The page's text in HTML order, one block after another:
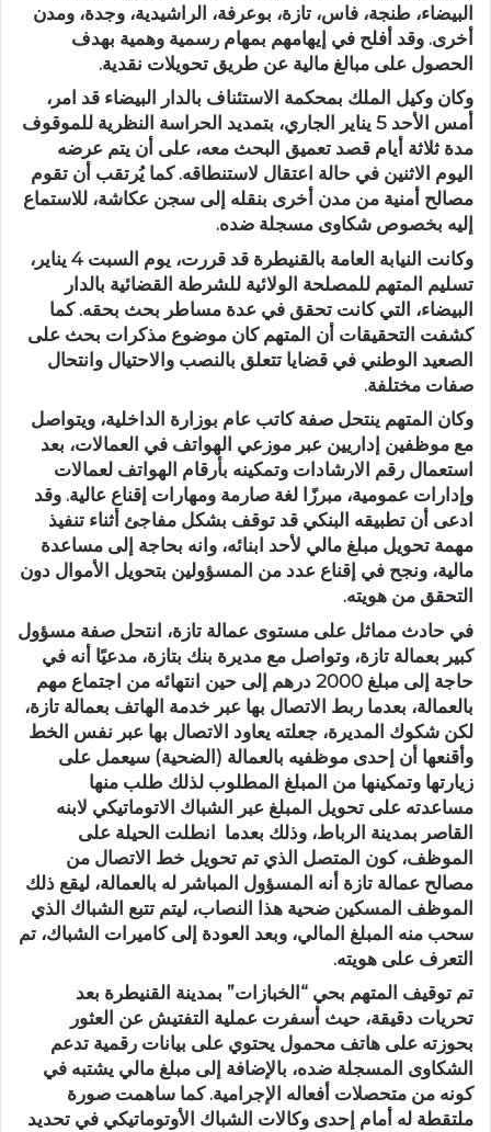
البيضاء، طنجة، فاس، تازة، بوعرفة، الراشيدية، وجدة، ومدن
أخرى. وقد أفلح في إيهامهم بمهام رسمية وهمية بهدف
الحصول على مبالغ مالية عن طريق تحويلات نقدية.
وكان وكيل الملك بمحكمة الاستئناف بالدار البيضاء قد امر،
أمس الأحد 5 يناير الجاري، بتمديد الحراسة النظرية للموقوف
مدة ثلاثة أيام قصد تعميق البحث معه، على أن يتم عرضه
اليوم الاثنين في حالة اعتقال لاستنطاقه. كما يُرتقب أن تقوم
مصالح أمنية من مدن أخرى بنقله إلى سجن عكاشة، للاستماع
إليه بخصوص شكاوى مسجلة ضده.
وكانت النيابة العامة بالقنيطرة قد قررت، يوم السبت 4 يناير،
تسليم المتهم للمصلحة الولائية للشرطة القضائية بالدار
البيضاء، التي كانت تحقق في عدة مساطر بحث بحقه. كما
كشفت التحقيقات أن المتهم كان موضوع مذكرات بحث على
الصعيد الوطني في قضايا تتعلق بالنصب والاحتيال وانتحال
صفات مختلفة.
وكان المتهم ينتحل صفة كاتب عام بوزارة الداخلية، ويتواصل
مع موظفين إداريين عبر موزعي الهواتف في العمالات، بعد
استعمال رقم الارشادات وتمكينه بأرقام الهواتف لعمالات
وإدارات عمومية، مبرزًا لغة صارمة ومهارات إقناع عالية. وقد
ادعى أن تطبيقه البنكي قد توقف بشكل مفاجئ أثناء تنفيذ
مهمة تحويل مبلغ مالي لأحد ابنائه، وانه بحاجة إلى مساعدة
مالية، ونجح في إقناع عدد من المسؤولين بتحويل الأموال دون
التحقق من هويته.
في حادث مماثل على مستوى عمالة تازة، انتحل صفة مسؤول
كبير بعمالة تازة، وتواصل مع مديرة بنك بتازة، مدعيًا أنه في
حاجة إلى مبلغ 2000 درهم إلى حين انتهائه من اجتماع مهم
بالعمالة، بعدما ربط الاتصال بها عبر خدمة الهاتف بعمالة تازة،
لكن شكوك المديرة، جعلته يعاود الاتصال بها عبر نفس الخط
وأقنعها أن إحدى موظفيه بالعمالة (الضحية) سيعمل على
زيارتها وتمكينها من المبلغ المطلوب لذلك طلب منها
مساعدته على تحويل المبلغ عبر الشباك الاتوماتيكي لابنه
القاصر بمدينة الرباط، وذلك بعدما انطلت الحيلة على
الموظف، كون المتصل الذي تم تحويل خط الاتصال من
مصالح عمالة تازة أنه المسؤول المباشر له بالعمالة، ليقع ذلك
الموظف المسكين ضحية هذا النصاب، ليتم تتبع الشباك الذي
سحب منه المبلغ المالي، وبعد العودة إلى كاميرات الشباك، تم
التعرف على هويته.
تم توقيف المتهم بحي “الخبازات” بمدينة القنيطرة بعد
تحريات دقيقة، حيث أسفرت عملية التفتيش عن العثور
بحوزته على هاتف محمول يحتوي على بيانات رقمية تدعم
الشكاوى المسجلة ضده، بالإضافة إلى مبلغ مالي يشتبه في
كونه من متحصلات أفعاله الإجرامية. كما ساهمت صورة
ملتقطة له أمام إحدى وكالات الشباك الأوتوماتيكي في تحديد